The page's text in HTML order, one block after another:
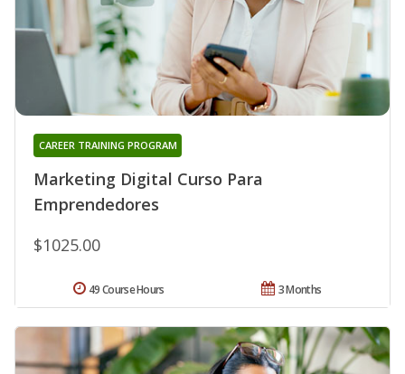
Marketing Digital Curso Para
Emprendedores
CAREER TRAINING PROGRAM
$1025.00
3 Months
49 Course Hours